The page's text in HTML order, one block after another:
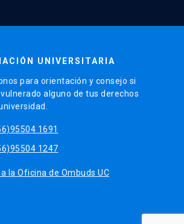
UNIVERSITARIA
para orientación y consejo si
alguno de tus derechos
1691
1247
a la Oficina de Ombuds UC